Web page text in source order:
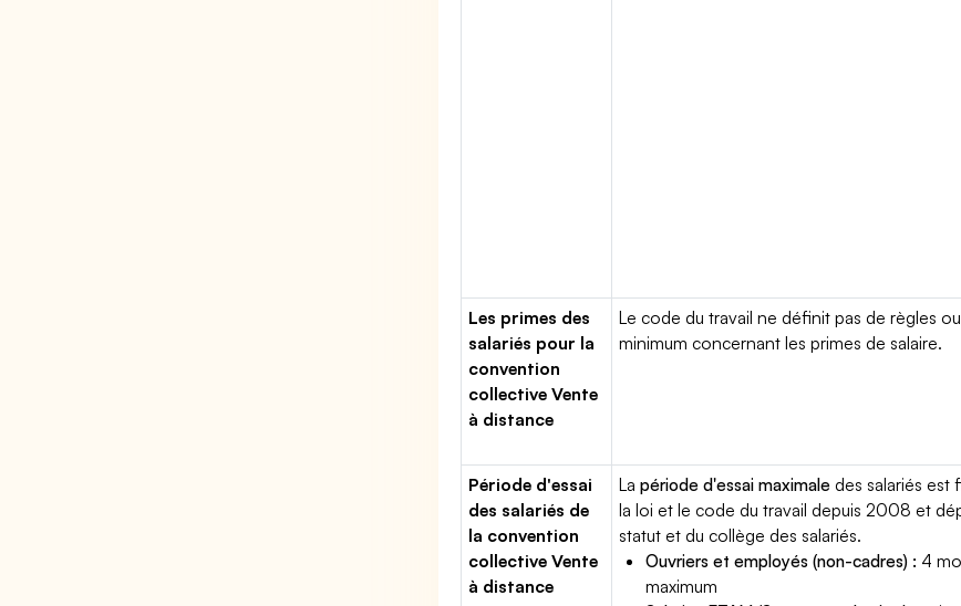
Les primes des
salariés pour la
convention
collective Vente
à distance
Le code du travail ne définit pas de règles
minimum concernant les primes de salaire.
Période d'essai
des salariés de
la convention
collective Vente
à distance
Lapériode d'essai maximale des salariés est
la loi et le code du travail depuis 2008 et
statut et du collège des salariés.
Ouvriers et employés (non-cadres) : 4
maximum